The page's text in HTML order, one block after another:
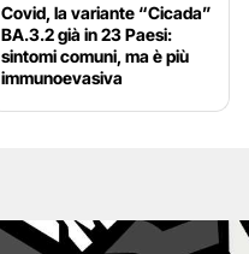
Covid, la variante “Cicada”
BA.3.2 già in 23 Paesi:
sintomi comuni, ma è più
immunoevasiva